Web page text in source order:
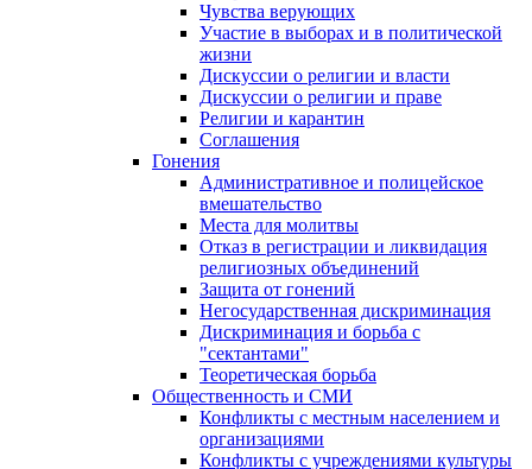
Чувства верующих
Участие в выборах и в политической
жизни
Дискуссии о религии и власти
Дискуссии о религии и праве
Религии и карантин
Соглашения
Гонения
Административное и полицейское
вмешательство
Места для молитвы
Отказ в регистрации и ликвидация
религиозных объединений
Защита от гонений
Негосударственная дискриминация
Дискриминация и борьба с
"сектантами"
Теоретическая борьба
Общественность и СМИ
Конфликты с местным населением и
организациями
Конфликты с учреждениями культуры